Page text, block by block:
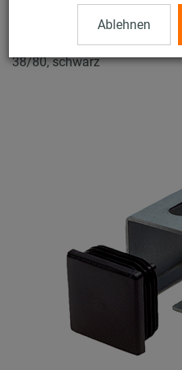
Ablehnen
Abschlusskappe für MPC-
38/80, schwarz